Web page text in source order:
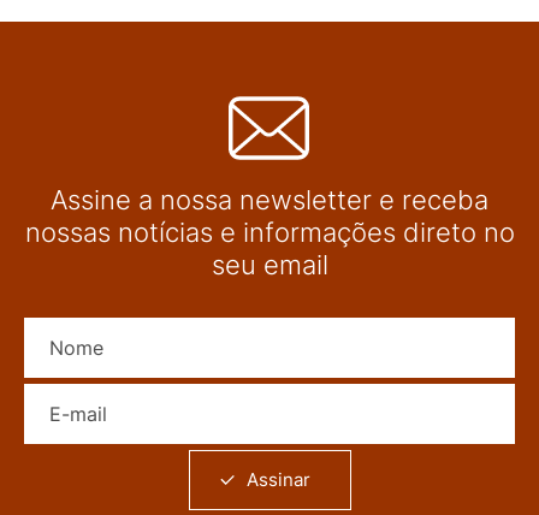
Assine a nossa newsletter e receba
nossas notícias e informações direto no
seu email
Assinar